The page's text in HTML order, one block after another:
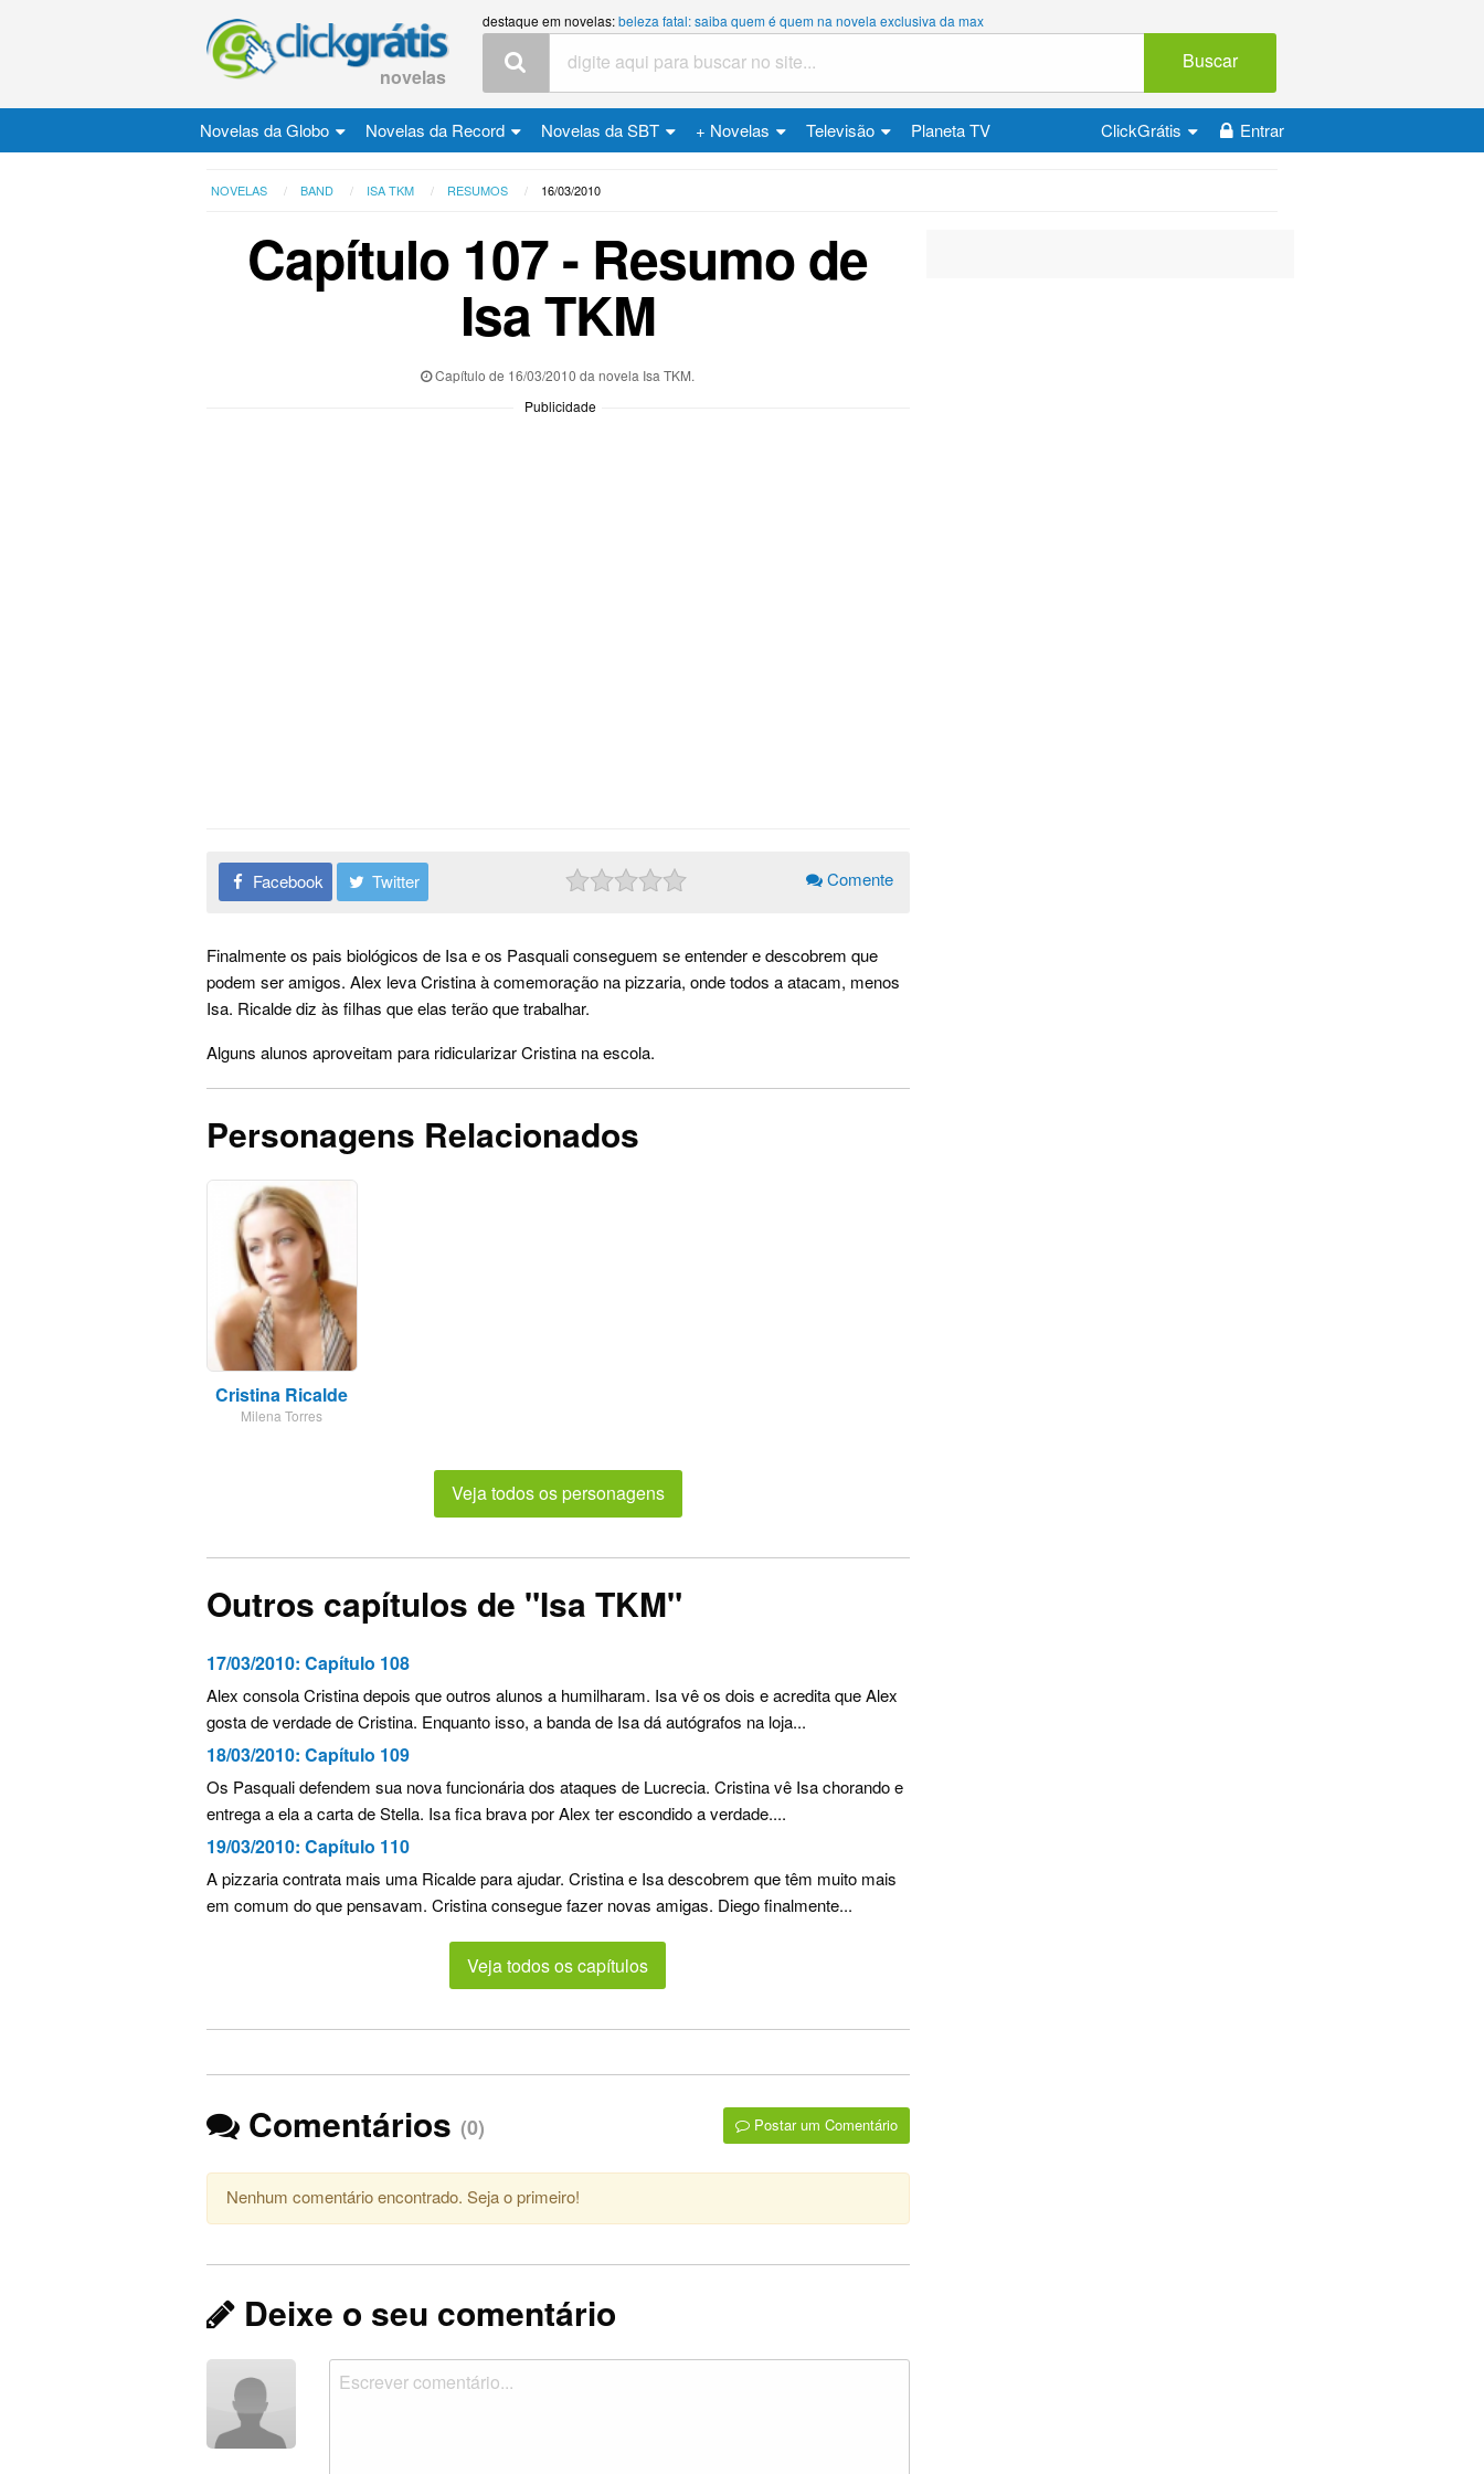
novelas
destaque em novelas:beleza fatal: saiba quem é quem na novela exclusiva da max
Buscar
Novelas da Globo Novelas da Record Novelas da SBT + Novelas Televisão Planeta TV Entrar
ClickGrátis
NOVELAS BAND ISA TKM RESUMOS 16/03/2010
Capítulo 107 - Resumo de
Isa TKM
Capítulo de 16/03/2010 da novela Isa TKM.
Publicidade
Facebook Twitter Comente
Finalmente os pais biológicos de Isa e os Pasquali conseguem se entender e descobrem que
podem ser amigos. Alex leva Cristina à comemoração na pizzaria, onde todos a atacam, menos
Isa. Ricalde diz às filhas que elas terão que trabalhar.
Alguns alunos aproveitam para ridicularizar Cristina na escola.
Personagens Relacionados
Cristina Ricalde
Milena Torres
Veja todos os personagens
Outros capítulos de "Isa TKM"
17/03/2010: Capítulo 108
Alex consola Cristina depois que outros alunos a humilharam. Isa vê os dois e acredita que Alex
gosta de verdade de Cristina. Enquanto isso, a banda de Isa dá autógrafos na loja...
18/03/2010: Capítulo 109
Os Pasquali defendem sua nova funcionária dos ataques de Lucrecia. Cristina vê Isa chorando e
entrega a ela a carta de Stella. Isa fica brava por Alex ter escondido a verdade....
19/03/2010: Capítulo 110
A pizzaria contrata mais uma Ricalde para ajudar. Cristina e Isa descobrem que têm muito mais
em comum do que pensavam. Cristina consegue fazer novas amigas. Diego finalmente...
Veja todos os capítulos
Comentários (0) Postar um Comentário
Nenhum comentário encontrado. Seja o primeiro!
Deixe o seu comentário